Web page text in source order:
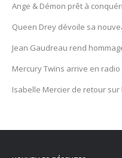
Ange & Démon prêt à
Queen Drey dévoile sa
Jean Gaudreau rend
Mercury Twïns arrive en
Isabelle Mercier de retour